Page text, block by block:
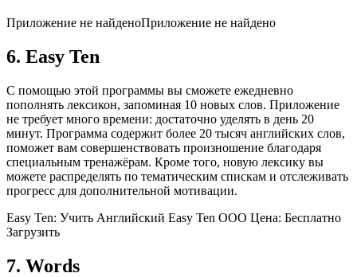
Приложение не найденоПриложение не найдено
6. Easy Ten
С помощью этой программы вы сможете ежедневно
пополнять лексикон, запоминая 10 новых слов. Приложение
не требует много времени: достаточно уделять в день 20
минут. Программа содержит более 20 тысяч английских слов,
поможет вам совершенствовать произношение благодаря
специальным тренажёрам. Кроме того, новую лексику вы
можете распределять по тематическим спискам и отслеживать
прогресс для дополнительной мотивации.
Easy Ten: Учить Английский Easy Ten OOO Цена: Бесплатно
Загрузить
7. Words